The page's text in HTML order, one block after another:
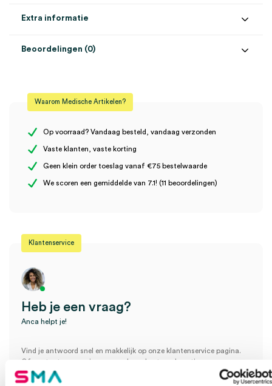
Extra informatie
Steriel onsteriel
Beoordelingen (0)
Er zijn nog geen beoordelingen.
wit (100)” te beoordelen
Waarom Medische Artikelen?
Op voorraad? Vandaag besteld, vandaag verzonden
Vaste klanten, vaste korting
Geen klein order toeslag vanaf €75 bestelwaarde
We scoren een gemiddelde van 7.1! (11 beoordelingen)
Klantenservice
Heb je een vraag?
Anca helpt je!
Vind je antwoord snel en makkelijk op onze klantenservice pagina.
Of contacteer ons via een van de onderstaande opties.
Onze klantenservice is bereikbaar van maandag t/m vrijdag van
08:30 tot 17:00